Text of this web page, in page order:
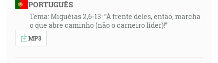
PORTUGUÊS
Tema: Miquéias 2,6-13: “À frente deles, então, marcha
o que abre caminho (não o carneiro líder)!”
MP3